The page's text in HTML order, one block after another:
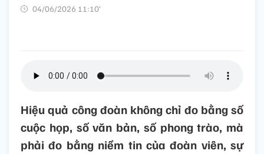
04/06/2026 11:10’
Hiệu quả công đoàn không chỉ đo bằng số
cuộc họp, số văn bản, số phong trào, mà
phải đo bằng niềm tin của đoàn viên, sự